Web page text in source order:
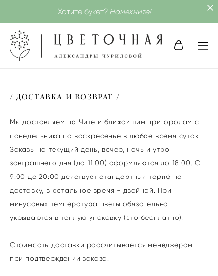
Хотите букет? Намекните!
/ ДОСТАВКА И ВОЗВРАТ /
Мы доставляем по Чите и ближайшим пригородам с
понедельника по воскресенье в любое время суток.
Заказы на текущий день, вечер, ночь и утро
завтрашнего дня (до 11:00) оформляются до 18:00. С
9:00 до 20:00 действует стандартный тариф на
доставку, в остальное время - двойной. При
минусовых температура цветы обязательно
укрываются в теплую упаковку (это бесплатно).
Стоимость доставки рассчитывается менеджером
при подтверждении заказа.